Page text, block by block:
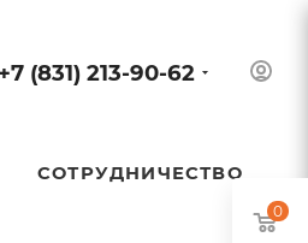
+7 (831) 213-90-62
СОТРУДНИЧЕСТВО
0